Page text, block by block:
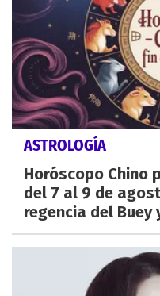
ASTROLOGÍA
Horóscopo Chino
del 7 al 9 de
regencia del Buey